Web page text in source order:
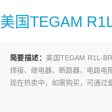
美国TEGAM
简要描述：美国TEGAM R1L-
焊接、继电器、断路器、电路电
现在热卖中，如需购买，可通过